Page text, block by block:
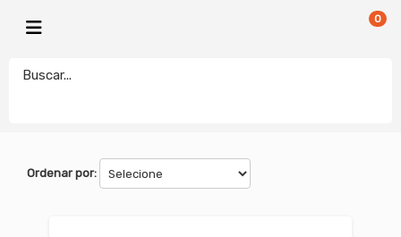
0
electronicamegatonesrl
Ordenar por: